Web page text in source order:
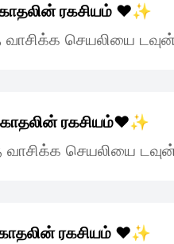
ரகசியம் ❤️✨
செயலியை
ரகசியம்❤️✨
செயலியை
ரகசியம் ❤️✨